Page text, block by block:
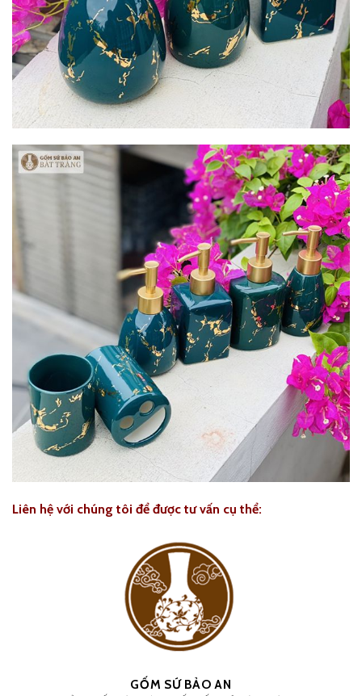
Liên hệ với chúng tôi để được tư vấn cụ thể:
GỐM SỨ BẢO AN